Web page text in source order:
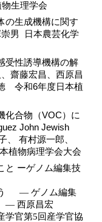
生理学会
の生成機構に関す
男 日本農芸化学
受性誘導機構の解
齋藤宏昌、西原昌
令和6年度日本植
化合物（VOC）に
John Jewish
、 有村源一郎、
植物病理学会大会
と ーゲノム編集技
う ― ゲノム編集
―西原昌宏
学官第5回産学官協